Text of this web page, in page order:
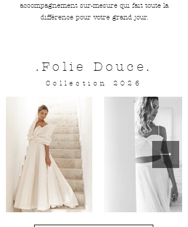
accompagnement sur-mesure qui fait toute la
différence pour votre grand jour.
.Folie Douce.
Collection 2026